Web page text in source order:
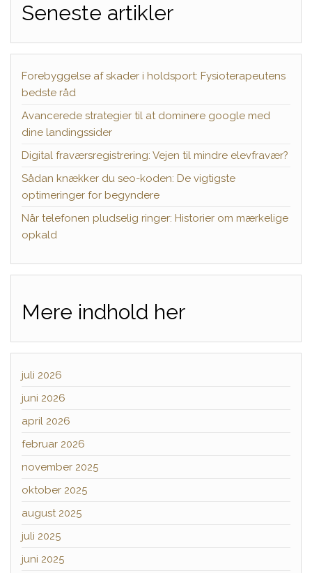
Seneste artikler
Forebyggelse af skader i holdsport: Fysioterapeutens
bedste råd
Avancerede strategier til at dominere google med
dine landingssider
Digital fraværsregistrering: Vejen til mindre elevfravær?
Sådan knækker du seo-koden: De vigtigste
optimeringer for begyndere
Når telefonen pludselig ringer: Historier om mærkelige
opkald
Mere indhold her
juli 2026
juni 2026
april 2026
februar 2026
november 2025
oktober 2025
august 2025
juli 2025
juni 2025